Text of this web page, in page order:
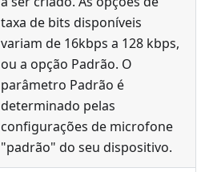
taxa de bits disponíveis
variam de 16kbps a 128 kbps,
ou a opção Padrão. O
parâmetro Padrão é
determinado pelas
configurações de microfone
"padrão" do seu dispositivo.